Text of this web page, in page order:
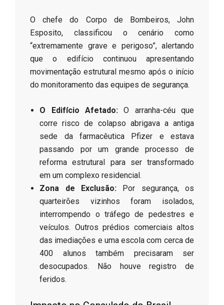
​O chefe do Corpo de Bombeiros, John
Esposito, classificou o cenário como
“extremamente grave e perigoso”, alertando
que o edifício continuou apresentando
movimentação estrutural mesmo após o início
do monitoramento das equipes de segurança.
O Edifício Afetado:O arranha-céu que
corre risco de colapso abrigava a antiga
sede da farmacêutica Pfizer e estava
passando por um grande processo de
reforma estrutural para ser transformado
em um complexo residencial.
Zona de Exclusão:Por segurança, os
quarteirões vizinhos foram isolados,
interrompendo o tráfego de pedestres e
veículos. Outros prédios comerciais altos
das imediações e uma escola com cerca de
400 alunos também precisaram ser
desocupados. Não houve registro de
feridos.